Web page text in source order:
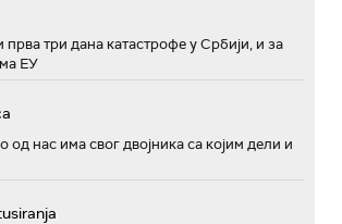
три дана катастрофе у Србији, и за
ЕУ
од нас има свог двојника са којим дели и